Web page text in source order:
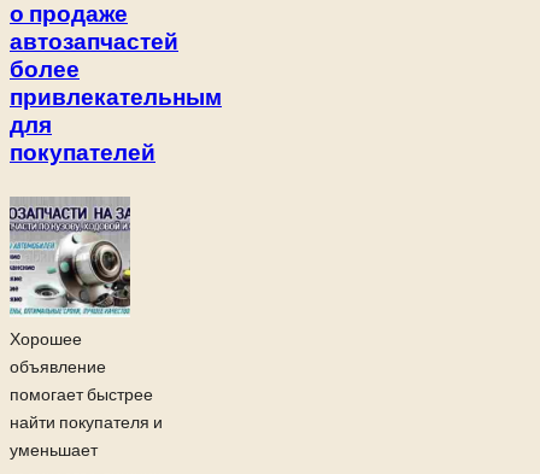
о продаже
автозапчастей
более
привлекательным
для
покупателей
Хорошее
объявление
помогает быстрее
найти покупателя и
уменьшает